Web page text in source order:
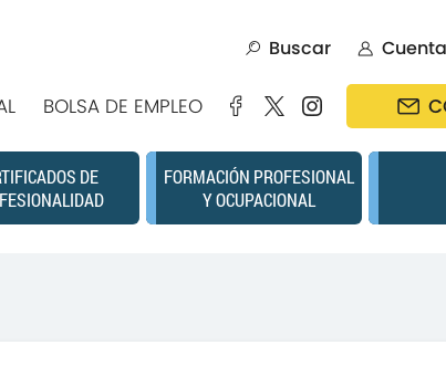
Buscar Cuenta
BOLSA DE EMPLEO
DE
FORMACIÓN PROFESIONAL
Y OCUPACIONAL